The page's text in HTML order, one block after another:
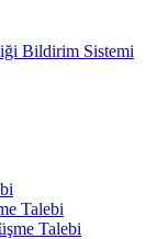
Bildirim Sistemi
Talebi
Talebi